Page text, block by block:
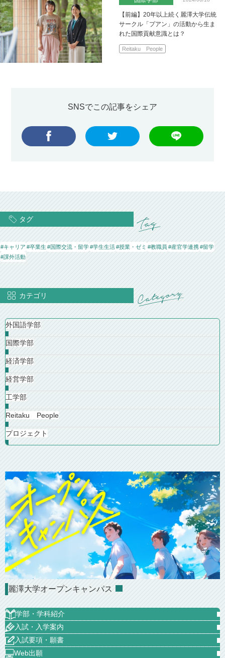
【前編】20年以上続く麗澤大学伝統
サークル「プアン」の活動から生ま
れた国際貢献意識とは？
Reitaku People
SNSでこの記事をシェア
タグ
#キャリア #卒業生 #国際交流・留学#学生生活#授業・ゼミ #教職員 #産官学連携#留学
#課外活動
カテゴリ
外国語学部
国際学部
経済学部
経営学部
工学部
Reitaku People
プロジェクト
麗澤大学オープンキャンパス
学部・学科紹介
入試・入学案内
入試要項・願書
Web出願